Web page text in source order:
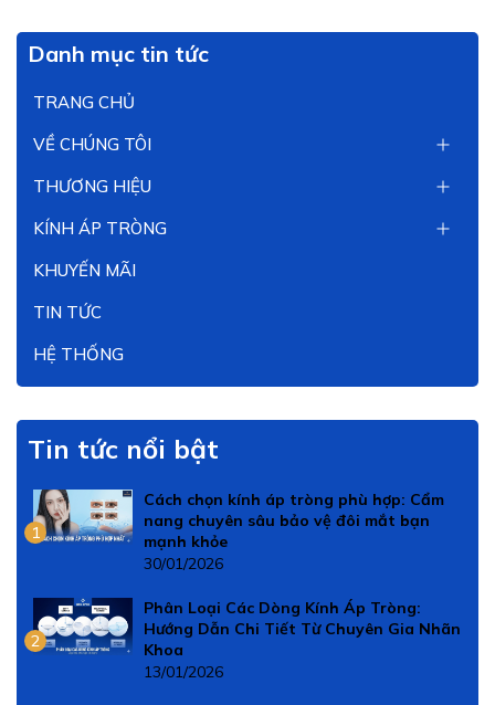
Danh mục tin tức
TRANG CHỦ
VỀ CHÚNG TÔI
THƯƠNG HIỆU
KÍNH ÁP TRÒNG
KHUYẾN MÃI
TIN TỨC
HỆ THỐNG
Tin tức nổi bật
1
Cách chọn kính áp tròng phù hợp: Cẩm
nang chuyên sâu bảo vệ đôi mắt bạn
mạnh khỏe
30/01/2026
2
Phân Loại Các Dòng Kính Áp Tròng:
Hướng Dẫn Chi Tiết Từ Chuyên Gia Nhãn
Khoa
13/01/2026